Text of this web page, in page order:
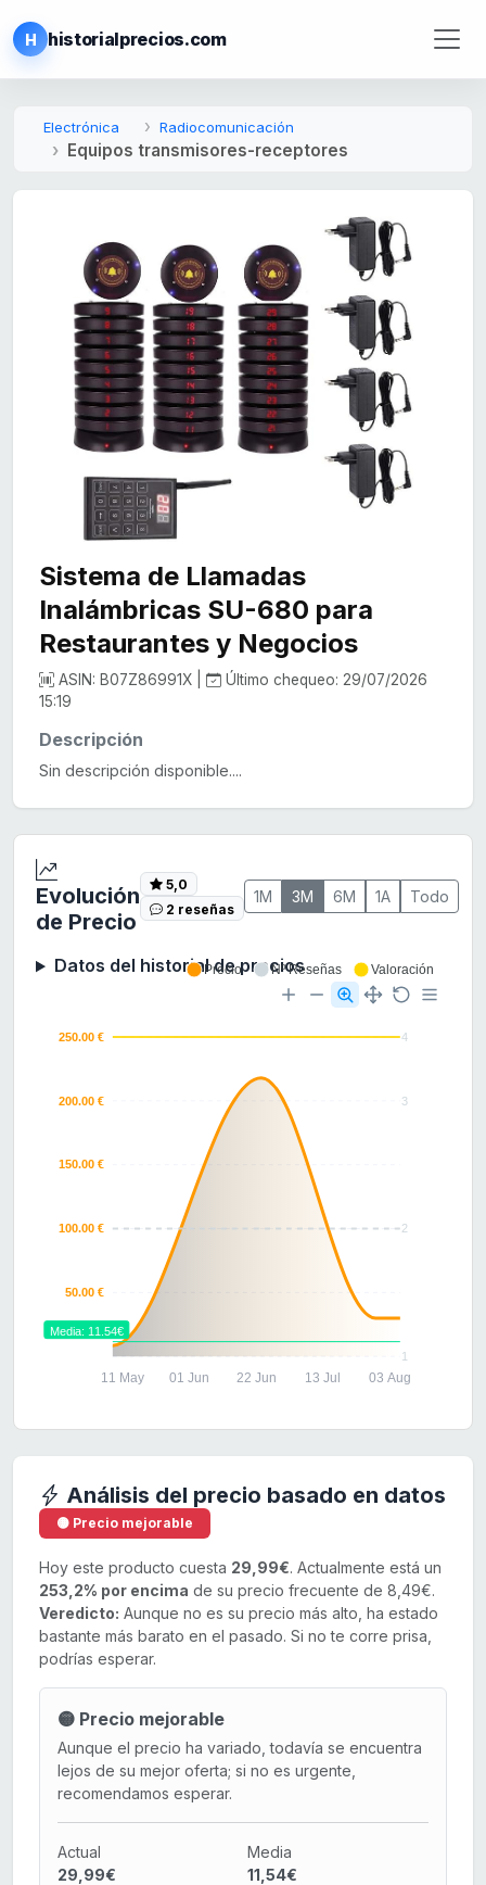
H historialprecios.com
Electrónica Radiocomunicación
Equipos transmisores-receptores
Sistema de Llamadas
Inalámbricas SU-680 para
Restaurantes y Negocios
ASIN: B07Z86991X |
Último chequeo: 29/07/2026
15:19
Descripción
Sin descripción disponible....
Evolución
de Precio
5,0
2 reseñas
1M 3M 6M 1A Todo
Datos del historial de precios
4
3
2
1
250.00 €
200.00 €
150.00 €
100.00 €
50.00 €
11 May 01 Jun 22 Jun 13 Jul 03 Aug
Media: 11.54€
Precio Nº Reseñas Valoración
Análisis del precio basado en datos
🟡 Precio mejorable
Hoy este producto cuesta 29,99€. Actualmente está un
253,2% por encima de su precio frecuente de 8,49€.
Veredicto: Aunque no es su precio más alto, ha estado
bastante más barato en el pasado. Si no te corre prisa,
podrías esperar.
🟡 Precio mejorable
Aunque el precio ha variado, todavía se encuentra
lejos de su mejor oferta; si no es urgente,
recomendamos esperar.
Actual
29,99€
Media
11,54€